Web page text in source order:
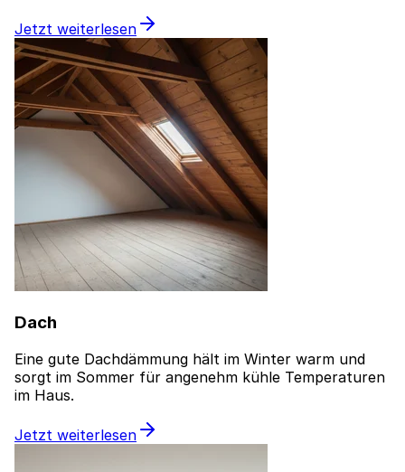
Jetzt weiterlesen
Dach
Eine gute Dachdämmung hält im Winter warm und
sorgt im Sommer für angenehm kühle Temperaturen
im Haus.
Jetzt weiterlesen